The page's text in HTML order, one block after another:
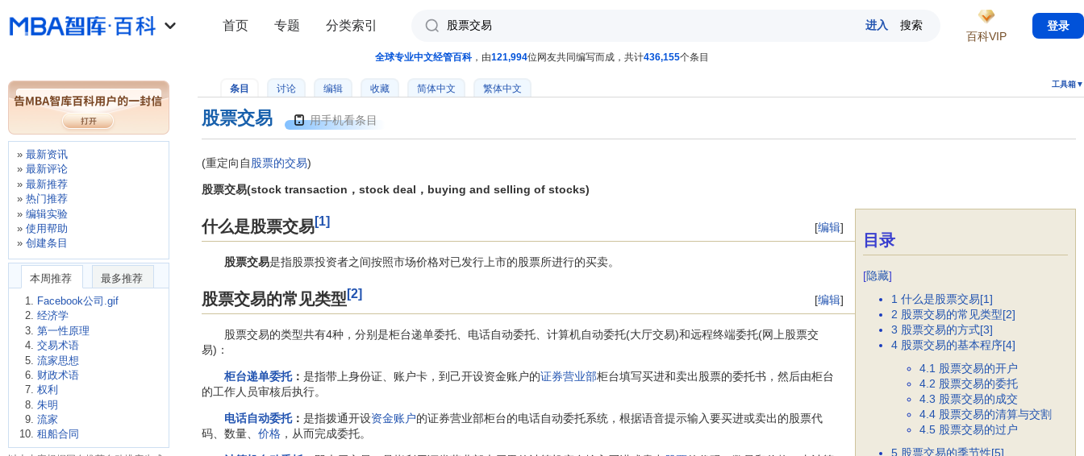
全球专业中文经管百科 ，由121,994位网友共同编写而成，共计436,155个条目
条目 讨论 编辑 收藏 简体中文 繁体中文 工具箱▼
股票交易 用手机看条目
(重定向自 股票的交易)
股票交易(stock transaction，stock deal，buying and selling of stocks)
目录
[隐藏]
1 什么是股票交易[1]
2 股票交易的常见类型[2]
3 股票交易的方式[3]
4 股票交易的基本程序[4]
4.1 股票交易的开户
4.2 股票交易的委托
4.3 股票交易的成交
4.4 股票交易的清算与交割
4.5 股票交易的过户
5 股票交易的季节性[5]
[编辑]
什么是股票交易[1]
股票交易是指股票投资者之间按照市场价格对已发行上市的股票所进行的买卖。
[编辑]
股票交易的常见类型[2]
股票交易的类型共有4种，分别是柜台递单委托、电话自动委托、计算机自动委托(大厅交易)和远程终端委托(网上股票交
易)：
柜台递单委托： 是指带上身份证、账户卡，到己开设资金账户的证券营业部柜台填写买进和卖出股票的委托书，然后由柜台
的工作人员审核后执行。
电话自动委托： 是指拨通开设资金账户的证券营业部柜台的电话自动委托系统，根据语音提示输入要买进或卖出的股票代
码、数量、 价格 ，从而完成委托。
首页 专题 分类索引
百科VIP
登录
最新资讯
最新评论
最新推荐
热门推荐
编辑实验
使用帮助
创建条目
本周推荐
最多推荐
Facebook公司.gif
经济学
第一性原理
交易术语
流家思想
财政术语
权利
朱明
流家
租船合同